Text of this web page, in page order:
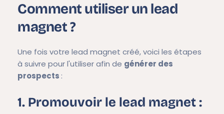
Comment utiliser un lead
magnet ?
Une fois votre lead magnet créé, voici les étapes
à suivre pour l'utiliser afin de générer des
prospects :
1. Promouvoir le lead magnet :